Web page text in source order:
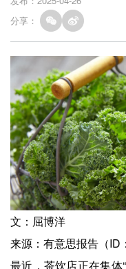
分享：
文：屈博洋
来源：有意思报告（ID
最近，茶饮店正在集体